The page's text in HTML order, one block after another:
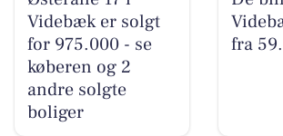
Videbæk er solgt
for 975.000 - se
køberen og 2
andre solgte
boliger
fra